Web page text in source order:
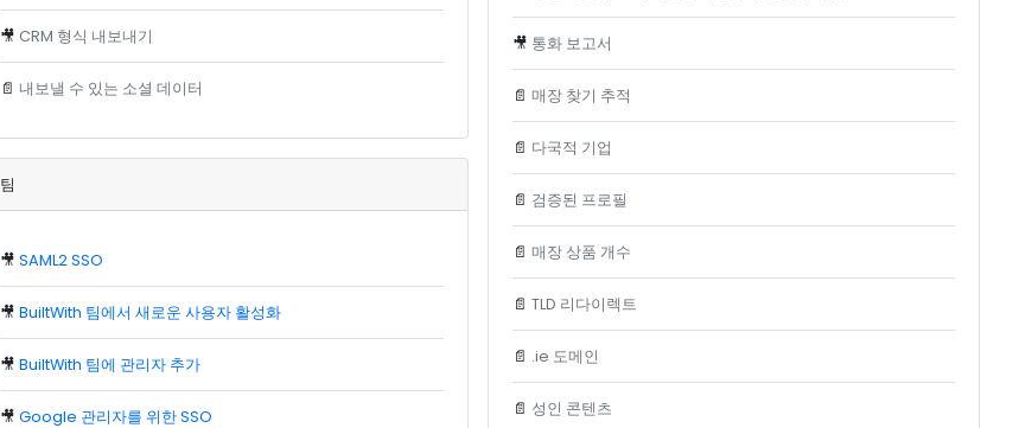
🎥 CRM 형식 내보내기
📄 내보낼 수 있는 소셜 데이터
팀
🎥SAML2 SSO
🎥BuiltWith 팀에서 새로운 사용자 활성화
🎥BuiltWith 팀에 관리자 추가
🎥Google 관리자를 위한 SSO
🎥 통화 보고서
📄 매장 찾기 추적
📄 다국적 기업
📄 검증된 프로필
📄 매장 상품 개수
📄 TLD 리다이렉트
📄 .ie 도메인
📄 성인 콘텐츠